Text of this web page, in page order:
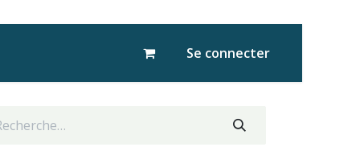
Se connecter